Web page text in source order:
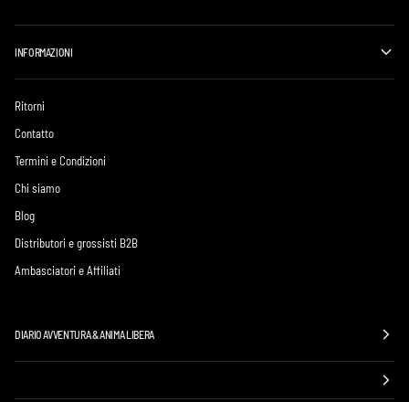
INFORMAZIONI
Ritorni
Contatto
Termini e Condizioni
Chi siamo
Blog
Distributori e grossisti B2B
Ambasciatori e Affiliati
DIARIO AVVENTURA & ANIMA LIBERA